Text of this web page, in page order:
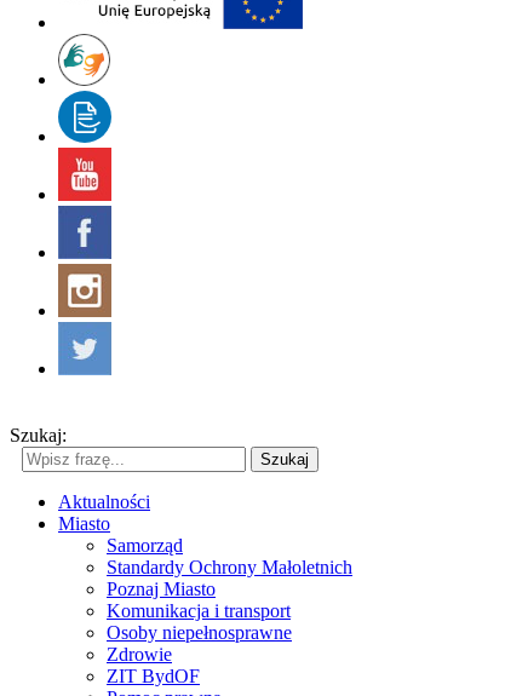
Szukaj:
Szukaj
Aktualności
Miasto
Samorząd
Standardy Ochrony Małoletnich
Poznaj Miasto
Komunikacja i transport
Osoby niepełnosprawne
Zdrowie
ZIT BydOF